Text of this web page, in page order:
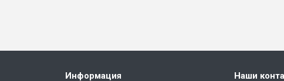
Информация Наши